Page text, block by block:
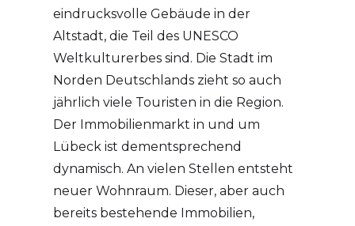
eindrucksvolle Gebäude in der
Altstadt, die Teil des UNESCO
Weltkulturerbes sind. Die Stadt im
Norden Deutschlands zieht so auch
jährlich viele Touristen in die Region.
Der Immobilienmarkt in und um
Lübeck ist dementsprechend
dynamisch. An vielen Stellen entsteht
neuer Wohnraum. Dieser, aber auch
bereits bestehende Immobilien,